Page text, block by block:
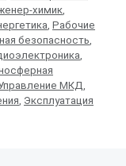
химик,
, Рабочие
безопасность,
,
МКД,
, Эксплуатация